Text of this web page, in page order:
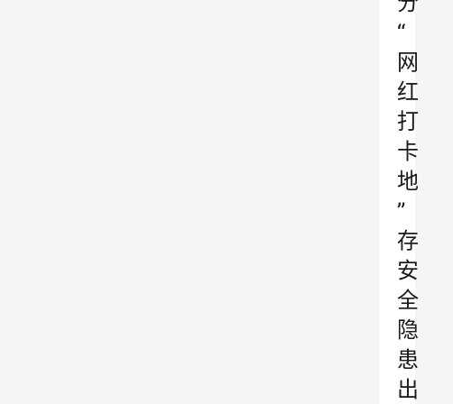
“
网
红
打
卡
地
”
存
安
全
隐
患
出